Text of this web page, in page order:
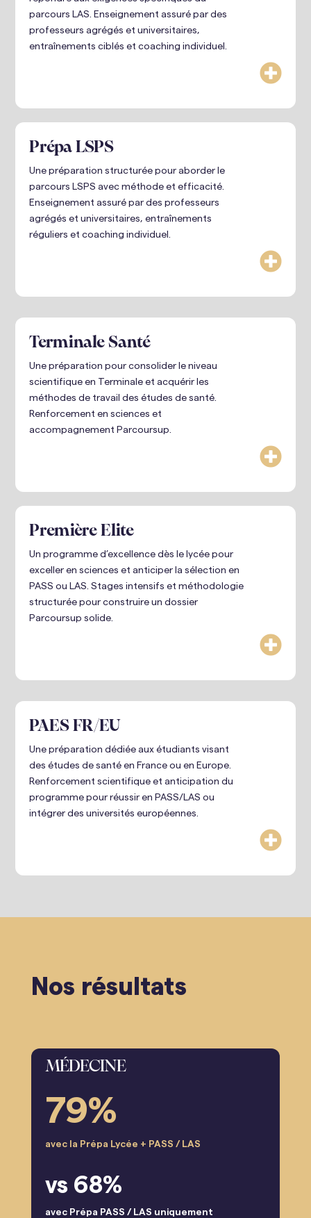

parcours LAS. Enseignement assuré par des
professeurs agrégés et universitaires,
entraînements ciblés et coaching individuel.

Prépa LSPS
Une préparation structurée pour aborder le
parcours LSPS avec méthode et efficacité.
Enseignement assuré par des professeurs
agrégés et universitaires, entraînements
réguliers et coaching individuel.

Terminale Santé
Une préparation pour consolider le niveau
scientifique en Terminale et acquérir les
méthodes de travail des études de santé.
Renforcement en sciences et
accompagnement Parcoursup.

Première Elite
Un programme d’excellence dès le lycée pour
exceller en sciences et anticiper la sélection en
PASS ou LAS. Stages intensifs et méthodologie
structurée pour construire un dossier
Parcoursup solide.

PAES FR/EU
Une préparation dédiée aux étudiants visant
des études de santé en France ou en Europe.
Renforcement scientifique et anticipation du
programme pour réussir en PASS/LAS ou
intégrer des universités européennes.
Nos résultats
MÉDECINE
79%
avec la Prépa Lycée + PASS / LAS
vs 68%
avec Prépa PASS / LAS uniquement